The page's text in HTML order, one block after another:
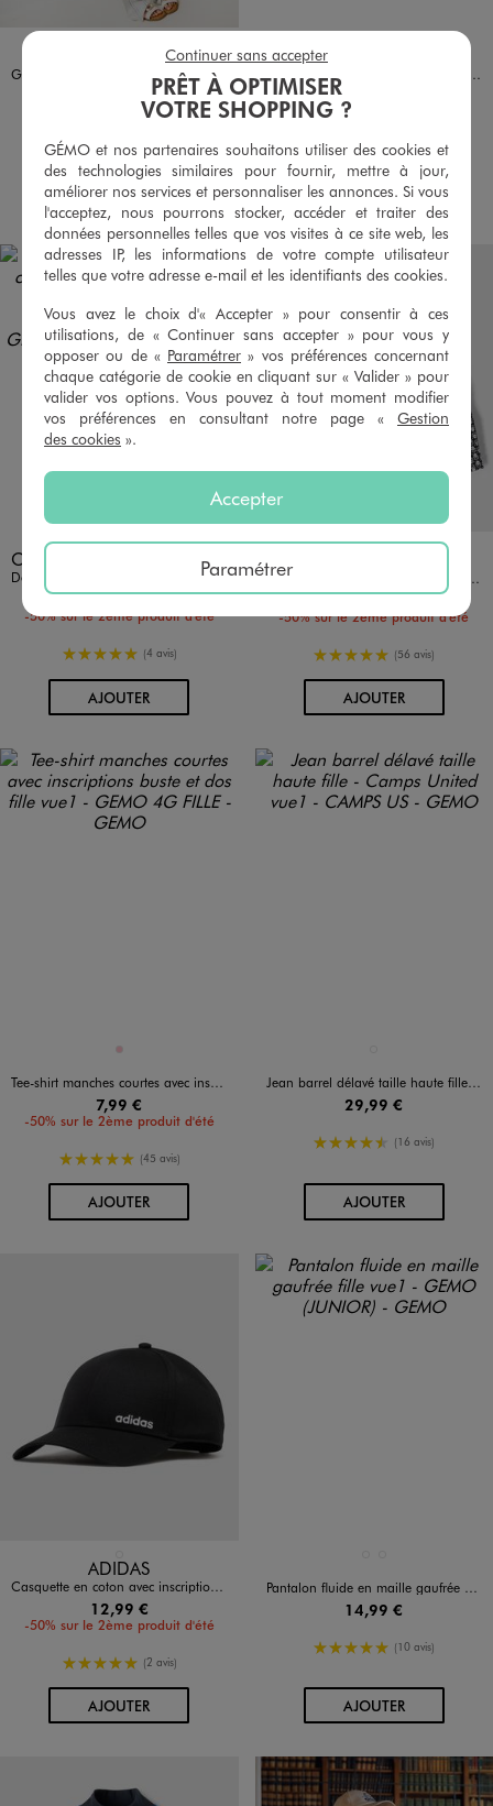
Disponible en 1 coloris
Gilet de costume sans manches en lin fille
AJOUTERAU PANIER
Disponible en 1 coloris
-50% sur le 2ème produit d'été
5/5 de moyenne
(37 avis)
AJOUTERAU PANIER
Disponible en 1 coloris CAMPS US GEMO FOR GOOD
Débardeur en jersey de coton avec fronce ajustable sur le côté fille - Camps United
7,99 €
-50% sur le 2ème produit d'été
5/5 de moyenne
(4 avis)
AJOUTERAU PANIER
Disponible en 1 coloris
Jupe courte fleurie à volants et taille smockée fille
14,99 €
-50% sur le 2ème produit d'été
5/5 de moyenne
(56 avis)
AJOUTERAU PANIER
Disponible en 1 coloris
ROSE
Tee-shirt manches courtes avec inscriptions buste et dos fille
7,99 €
-50% sur le 2ème produit d'été
5/5 de moyenne
(45 avis)
AJOUTERAU PANIER
Jean barrel délavé taille haute fille - Camps United
29,99 €
4.5/5 de moyenne
(16 avis)
AJOUTERAU PANIER
Disponible en 1 coloris
ADIDAS
Casquette en coton avec inscription enfant - Adidas
12,99 €
-50% sur le 2ème produit d'été
5/5 de moyenne
(2 avis)
AJOUTERAU PANIER
Pantalon fluide en maille gaufrée fille
14,99 €
5/5 de moyenne
(10 avis)
AJOUTERAU PANIER
PRÊT À OPTIMISER
VOTRE SHOPPING ?
GÉMO et nos partenaires souhaitons utiliser des cookies et
des technologies similaires pour fournir, mettre à jour,
améliorer nos services et personnaliser les annonces. Si vous
l'acceptez, nous pourrons stocker, accéder et traiter des
données personnelles telles que vos visites à ce site web, les
adresses IP, les informations de votre compte utilisateur
telles que votre adresse e-mail et les identifiants des cookies.
Vous avez le choix d'« Accepter » pour consentir à ces
utilisations, de « Continuer sans accepter » pour vous y
opposer ou de « Paramétrer » vos préférences concernant
chaque catégorie de cookie en cliquant sur « Valider » pour
valider vos options. Vous pouvez à tout moment modifier
vos préférences en consultant notre page « Gestion
des cookies ».
Accepter
Paramétrer
Continuer sans accepter